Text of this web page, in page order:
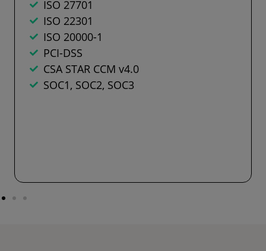
ISO 27701
ISO 22301
ISO 20000-1
PCI-DSS
CSA STAR CCM v4.0
SOC1, SOC2, SOC3